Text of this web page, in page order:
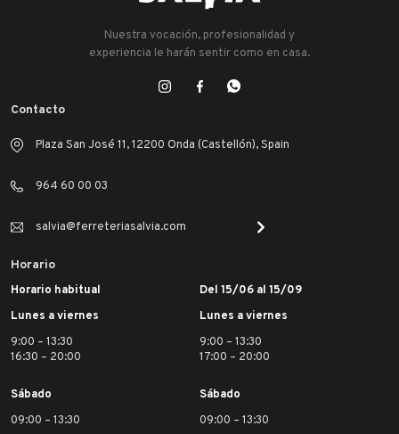
Nuestra vocación, profesionalidad y
experiencia le harán sentir como en casa.
Contacto
Plaza San José 11, 12200 Onda (Castellón), Spain
964 60 00 03
salvia@ferreteriasalvia.com
Horario
Horario habitual
Lunes a viernes
9:00 – 13:30
16:30 – 20:00
Sábado
09:00 – 13:30
Del 15/06 al 15/09
Lunes a viernes
9:00 – 13:30
17:00 – 20:00
Sábado
09:00 – 13:30